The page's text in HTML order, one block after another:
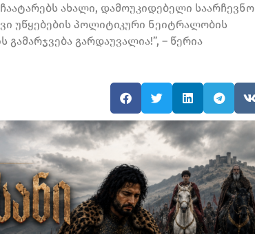
ახალი, დამოუკიდებელი საარჩევნო
უწყებების პოლიტიკური ნეიტრალობის
გარდაუვალია!”, – წერია